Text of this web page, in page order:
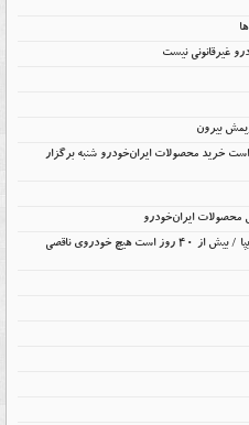
غیرقانونی نیست
بیرون
خرید محصولات ایران‌خودرو شنبه برگزار
ایران‌خودرو
کاهش ۶۹ درصدی خودروهای ناقص شرکت سایپا / بیش از ۴۰ روز است هیچ خودروی ناقصی